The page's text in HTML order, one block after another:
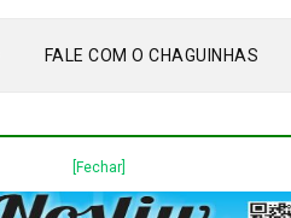
FALE COM O CHAGUINHAS